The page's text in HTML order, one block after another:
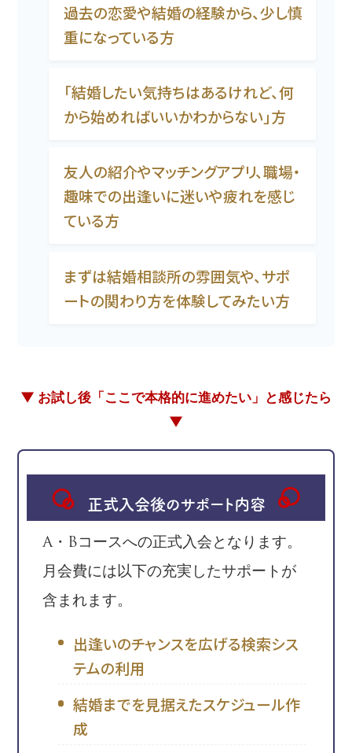
過去の恋愛や結婚の経験から、少し慎
重になっている方
「結婚したい気持ちはあるけれど、何
から始めればいいかわからない」方
友人の紹介やマッチングアプリ、職場・
趣味での出逢いに迷いや疲れを感じ
ている方
まずは結婚相談所の雰囲気や、サポ
ートの関わり方を体験してみたい方
▼ お試し後「ここで本格的に進めたい」と感じたら
▼
正式入会後のサポート内容
A・Bコースへの正式入会となります。
月会費には以下の充実したサポートが
含まれます。
出逢いのチャンスを広げる検索シス
テムの利用
結婚までを見据えたスケジュール作
成